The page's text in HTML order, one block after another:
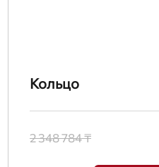
Кольцо
2 348 784 ₸